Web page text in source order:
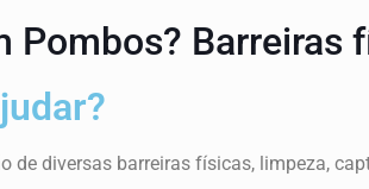
Pombos? Barreiras
de diversas barreiras físicas, limpeza,